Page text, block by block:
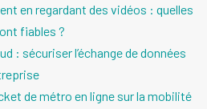
en regardant des vidéos : quelles
fiables ?
: sécuriser l’échange de données
de métro en ligne sur la mobilité